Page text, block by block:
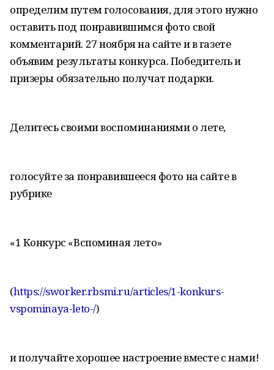
определим путем голосования, для этого нужно
оставить под понравившимся фото свой
комментарий. 27 ноября на сайте и в газете
объявим результаты конкурса. Победитель и
призеры обязательно получат подарки.
Делитесь своими воспоминаниями о лете,
голосуйте за понравившееся фото на сайте в
рубрике
«1 Конкурс «Вспоминая лето»
(https://sworker.rbsmi.ru/articles/1-konkurs-
vspominaya-leto-/)
и получайте хорошее настроение вместе с нами!